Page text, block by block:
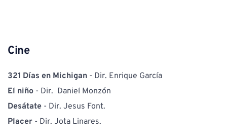
Cine
321 Días en Michigan - Dir. Enrique García
El niño - Dir.  Daniel Monzón
Desátate - Dir. Jesus Font.
Placer - Dir. Jota Linares.